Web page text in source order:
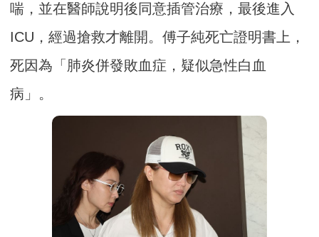
喘，並在醫師說明後同意插管治療，最後進入
ICU，經過搶救才離開。傅子純死亡證明書上，
死因為「肺炎併發敗血症，疑似急性白血
病」。